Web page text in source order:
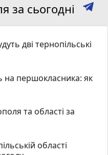
за сьогодні
дві тернопільські
на першокласника: як
та області за
області